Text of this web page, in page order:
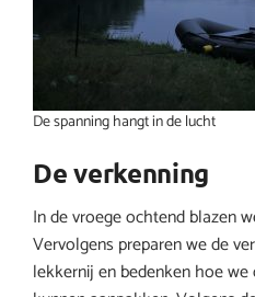
De spanning hangt in de lucht
De verkenning
In de vroege ochtend blazen
Vervolgens preparen we de
lekkernij en bedenken hoe